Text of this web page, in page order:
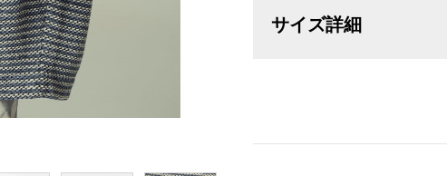
サイズ詳細